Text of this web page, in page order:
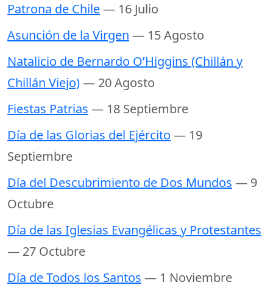
Patrona de Chile— 16 Julio
Asunción de la Virgen — 15 Agosto
Natalicio de Bernardo O’Higgins (Chillán y
Chillán Viejo)— 20 Agosto
Fiestas Patrias — 18 Septiembre
Día de las Glorias del Ejército — 19
Septiembre
Día del Descubrimiento de Dos Mundos — 9
Octubre
Día de las Iglesias Evangélicas y Protestantes
— 27 Octubre
Día de Todos los Santos — 1 Noviembre